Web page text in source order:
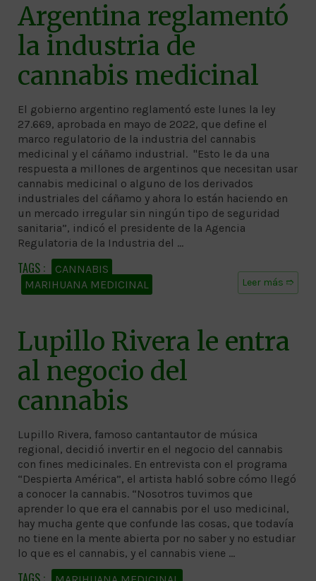
Argentina reglamentó
la industria de
cannabis medicinal
El gobierno argentino reglamentó este lunes la ley
27.669, aprobada en mayo de 2022, que define el
marco regulatorio de la industria del cannabis
medicinal y el cáñamo industrial. "Esto le da una
respuesta a millones de argentinos que necesitan usar
cannabis medicinal o alguno de los derivados
industriales del cáñamo y ahora lo están haciendo en
un mercado irregular sin ningún tipo de seguridad
sanitaria”, indicó el presidente de la Agencia
Regulatoria de la Industria del …
Leer más ➱
CANNABIS
MARIHUANA MEDICINAL
Lupillo Rivera le entra
al negocio del
cannabis
Lupillo Rivera, famoso cantantautor de música
regional, decidió invertir en el negocio del cannabis
con fines medicinales. En entrevista con el programa
“Despierta América”, el artista habló sobre cómo llegó
a conocer la cannabis. “Nosotros tuvimos que
aprender lo que era el cannabis por el uso medicinal,
hay mucha gente que confunde las cosas, que todavía
no tiene en la mente abierta por no saber y no estudiar
lo que es el cannabis, y el cannabis viene …